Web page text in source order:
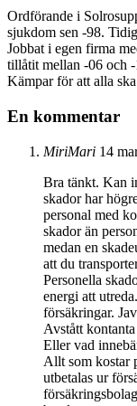
Ordförande i
sjukdom sen -98.
Jobbat i egen firma
tillåtit mellan -06 och
Kämpar för att alla
En kommentar
MiriMari 14
Bra tänkt. Kan
skador har
personal med
skador än
medan en
att du
Personella
energi att
försäkringar.
Avstått
Eller vad
Allt som kostar
utbetalas ur